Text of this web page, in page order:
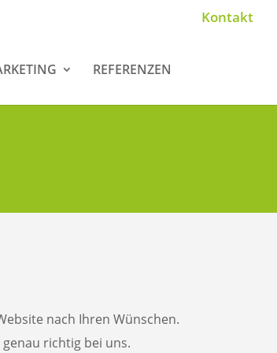
Kontakt
REFERENZEN
nach Ihren Wünschen.
richtig bei uns.